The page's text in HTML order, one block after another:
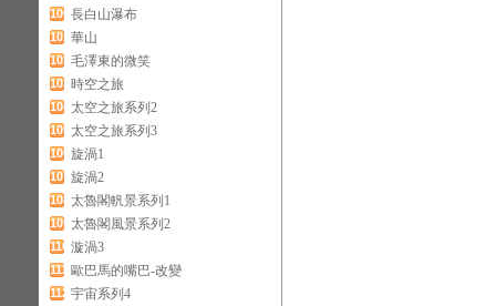
100 長白山瀑布
101 華山
102 毛澤東的微笑
103 時空之旅
104 太空之旅系列2
105 太空之旅系列3
106 旋渦1
107 旋渦2
108 太魯閣軓景系列1
109 太魯閣風景系列2
110 漩渦3
111 歐巴馬的嘴巴-改變
112 宇宙系列4